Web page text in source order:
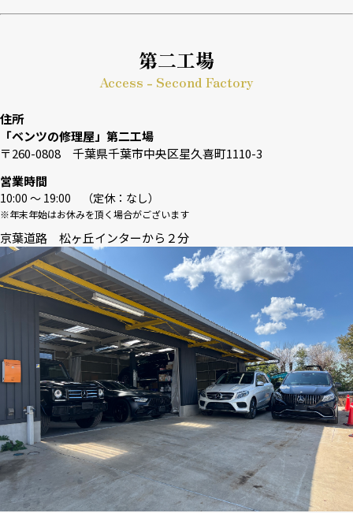
第二工場
Access - Second Factory
住所
「ベンツの修理屋」第二工場
〒260-0808 千葉県千葉市中央区星久喜町1110-3
営業時間
10:00 〜 19:00 （定休：なし）
※年末年始はお休みを頂く場合がございます
京葉道路 松ヶ丘インターから２分